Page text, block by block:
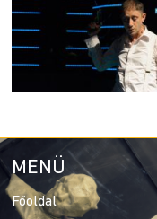
MENÜ
Főoldal